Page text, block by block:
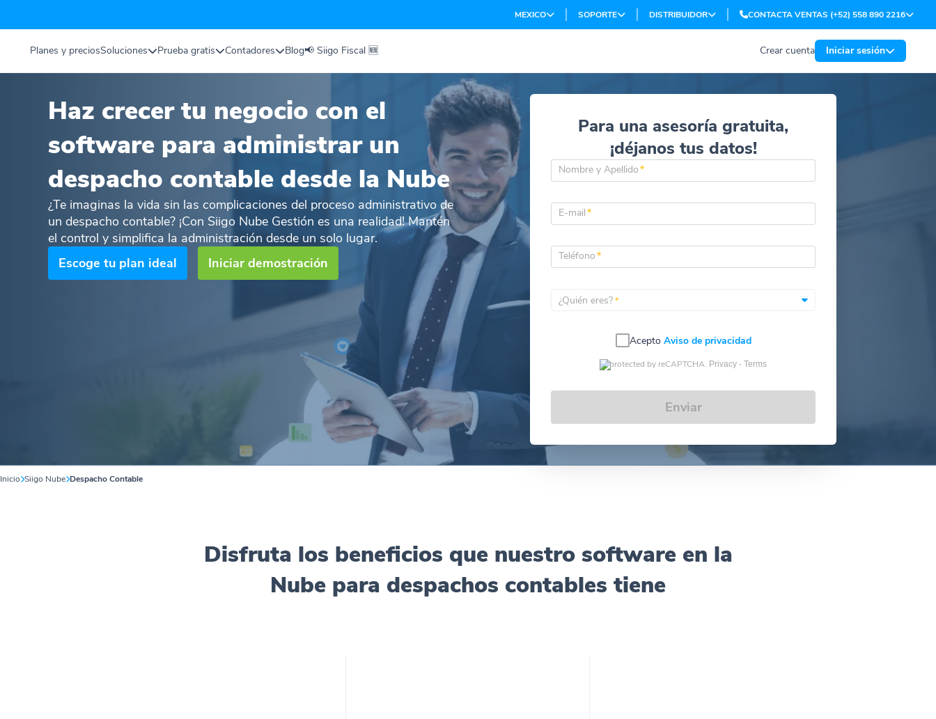
MEXICO SOPORTE DISTRIBUIDOR CONTACTA VENTAS (+52) 558 890 2216
Planes y preciosSoluciones Prueba gratis Contadores Blog📢 Siigo Fiscal 🆕 Crear cuenta Iniciar sesión
Haz crecer tu negocio con el
software para administrar un
despacho contable desde la Nube
¿Te imaginas la vida sin las complicaciones del proceso administrativo de
un despacho contable? ¡Con Siigo Nube Gestión es una realidad! Mantén
el control y simplifica la administración desde un solo lugar.
Escoge tu plan ideal
Iniciar demostración
Para una asesoría gratuita,
¡déjanos tus datos!
Nombre y Apellido*
E-mail*
Teléfono*
¿Quién eres?*
Acepto Aviso de privacidad
protected by reCAPTCHA. Privacy - Terms
Enviar
Inicio Siigo Nube Despacho Contable
Disfruta los beneficios que nuestro software en la
Nube para despachos contables tiene